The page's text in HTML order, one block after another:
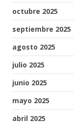
octubre 2025
septiembre 2025
agosto 2025
julio 2025
junio 2025
mayo 2025
abril 2025